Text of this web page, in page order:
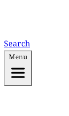
Search
Menu